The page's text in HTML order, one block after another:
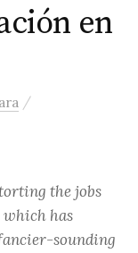
en
/
the jobs
has
sounding